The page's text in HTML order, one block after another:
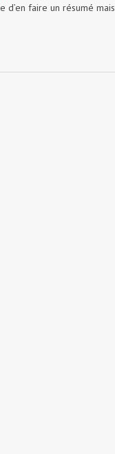
faire un résumé mais